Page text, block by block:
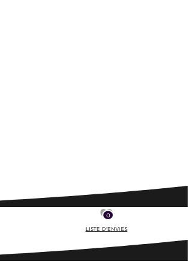
0
LISTE D'ENVIES